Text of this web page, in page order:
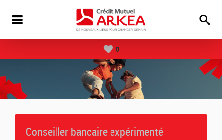
0
Conseiller bancaire expérimenté